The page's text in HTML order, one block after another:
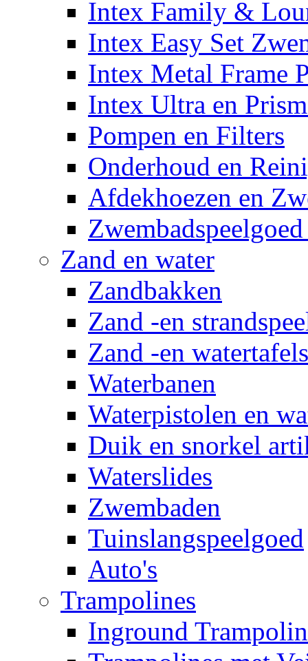
Intex Family &
Intex Easy Set
Intex Metal Frame
Intex Ultra en
Pompen en Filters
Onderhoud en
Afdekhoezen en
Zand en water
Zandbakken
Zand -en
Zand -en watertafels
Waterbanen
Waterpistolen en
Duik en snorkel
Waterslides
Zwembaden
Tuinslangspeelgoed
Auto's
Trampolines
Inground